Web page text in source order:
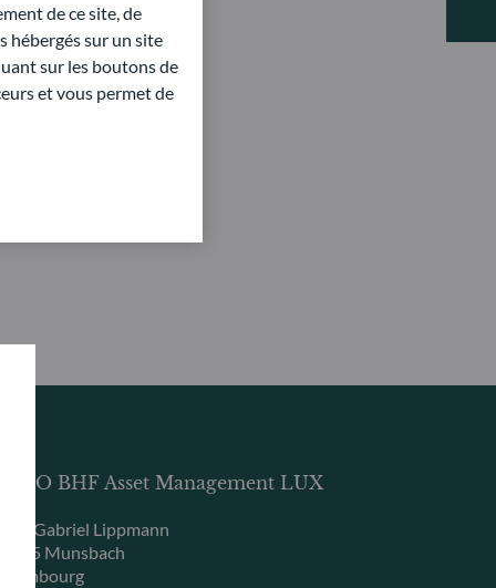
BHF Asset Management LUX
rue Gabriel Lippmann
5365 Munsbach
de ce site, de
hébergés sur un site
sur les boutons de
et vous permet de